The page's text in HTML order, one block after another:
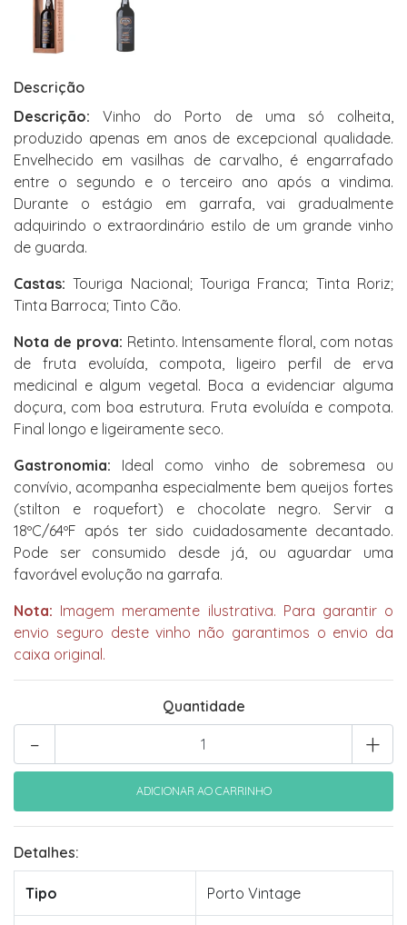
Descrição
Descrição: Vinho do Porto de uma só colheita,
produzido apenas em anos de excepcional qualidade.
Envelhecido em vasilhas de carvalho, é engarrafado
entre o segundo e o terceiro ano após a vindima.
Durante o estágio em garrafa, vai gradualmente
adquirindo o extraordinário estilo de um grande vinho
de guarda.
Castas: Touriga Nacional; Touriga Franca; Tinta Roriz;
Tinta Barroca; Tinto Cão.
Nota de prova: Retinto. Intensamente floral, com notas
de fruta evoluída, compota, ligeiro perfil de erva
medicinal e algum vegetal. Boca a evidenciar alguma
doçura, com boa estrutura. Fruta evoluída e compota.
Final longo e ligeiramente seco.
Gastronomia: Ideal como vinho de sobremesa ou
convívio, acompanha especialmente bem queijos fortes
(stilton e roquefort) e chocolate negro. Servir a
18ºC/64ºF após ter sido cuidadosamente decantado.
Pode ser consumido desde já, ou aguardar uma
favorável evolução na garrafa.
Nota: Imagem meramente ilustrativa. Para garantir o
envio seguro deste vinho não garantimos o envio da
caixa original.
Quantidade
+
-
Detalhes:
Tipo Porto Vintage